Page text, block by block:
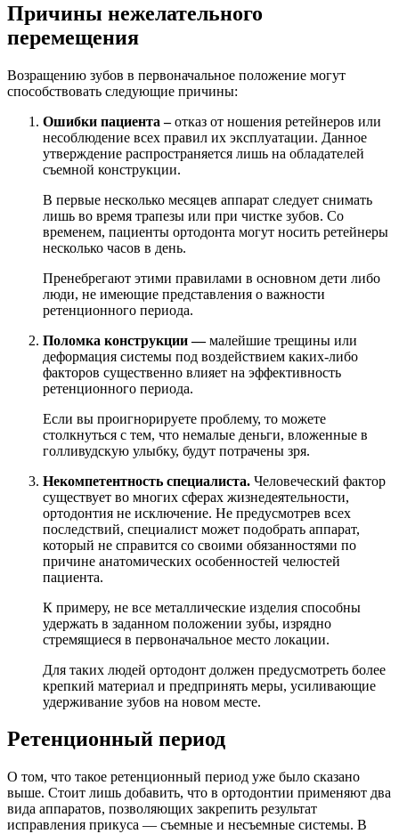
Причины нежелательного
перемещения
Возращению зубов в первоначальное положение могут
способствовать следующие причины:
Ошибки пациента –отказ от ношения ретейнеров или
несоблюдение всех правил их эксплуатации. Данное
утверждение распространяется лишь на обладателей
съемной конструкции.
В первые несколько месяцев аппарат следует снимать
лишь во время трапезы или при чистке зубов. Со
временем, пациенты ортодонта могут носить ретейнеры
несколько часов в день.
Пренебрегают этими правилами в основном дети либо
люди, не имеющие представления о важности
ретенционного периода.
Поломка конструкции—малейшие трещины или
деформация системы под воздействием каких-либо
факторов существенно влияет на эффективность
ретенционного периода.
Если вы проигнорируете проблему, то можете
столкнуться с тем, что немалые деньги, вложенные в
голливудскую улыбку, будут потрачены зря.
Некомпетентность специалиста. Человеческий фактор
существует во многих сферах жизнедеятельности,
ортодонтия не исключение. Не предусмотрев всех
последствий, специалист может подобрать аппарат,
который не справится со своими обязанностями по
причине анатомических особенностей челюстей
пациента.
К примеру, не все металлические изделия способны
удержать в заданном положении зубы, изрядно
стремящиеся в первоначальное место локации.
Для таких людей ортодонт должен предусмотреть более
крепкий материал и предпринять меры, усиливающие
удерживание зубов на новом месте.
Ретенционный период
О том, что такое ретенционный период уже было сказано
выше. Стоит лишь добавить, что в ортодонтии применяют два
вида аппаратов, позволяющих закрепить результат
исправления прикуса — съемные и несъемные системы. В